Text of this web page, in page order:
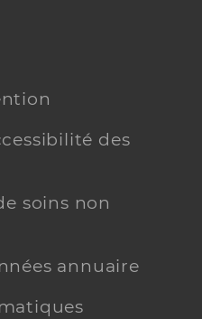
des
soins non
annuaire